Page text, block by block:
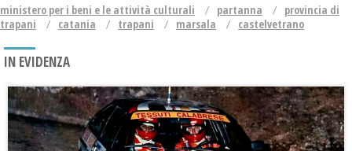
ministero per i beni e le attività culturali partanna
provincia di
trapani
catania trapani marsala castelvetrano
IN EVIDENZA